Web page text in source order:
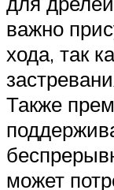
важно
хода, так
Также
может